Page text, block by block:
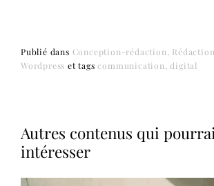
Publié dans Conception-rédaction
Wordpress ettagscommunication digital
Autres contenus qui
intéresser